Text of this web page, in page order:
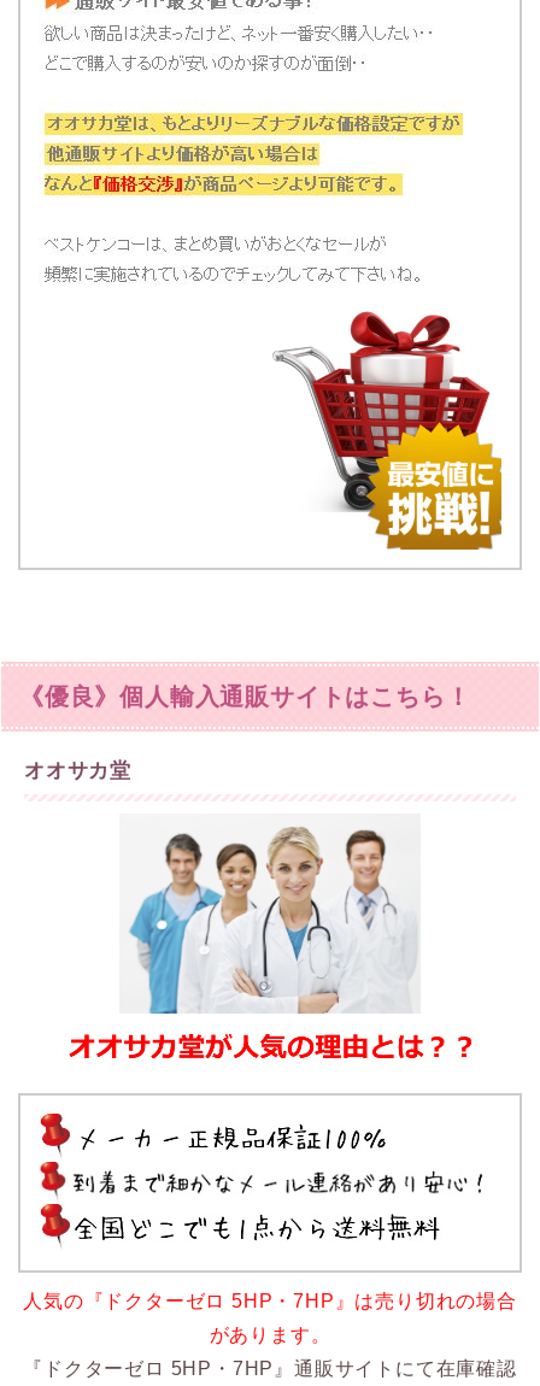
《優良》個人輸入通販サイトはこちら！
オオサカ堂
人気の『ドクターゼロ 5HP・7HP』は売り切れの場合
があります。
『ドクターゼロ 5HP・7HP』通販サイトにて在庫確認